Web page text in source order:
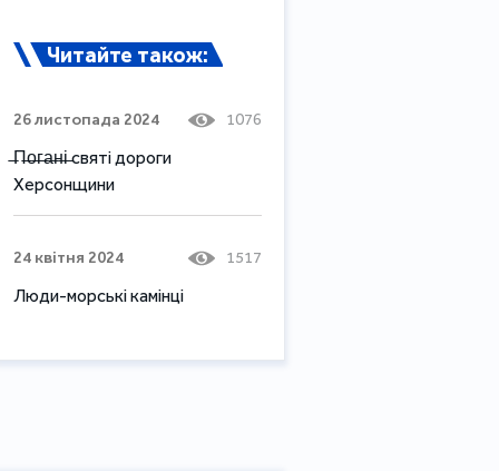
Читайте також:
26 листопада 2024 1076
̶П̶о̶г̶а̶н̶і̶ святі дороги
Херсонщини
24 квітня 2024 1517
Люди-морські камінці